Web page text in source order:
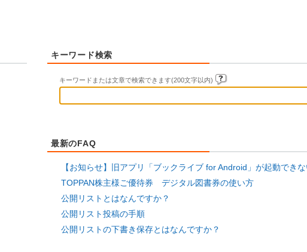
キーワード検索
キーワードまたは文章で検索できます(200文字以内)
最新のFAQ
【お知らせ】旧アプリ「ブックライブ for Android」が起動でき
TOPPAN株主様ご優待券 デジタル図書券の使い方
公開リストとはなんですか？
公開リスト投稿の手順
公開リストの下書き保存とはなんですか？